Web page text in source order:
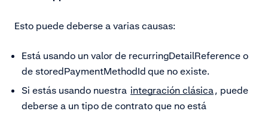
Esto puede deberse a varias causas:
Está usando un valor de recurringDetailReference o
de storedPaymentMethodId que no existe.
Si estás usando nuestra integración clásica, puede
deberse a un tipo de contrato que no está